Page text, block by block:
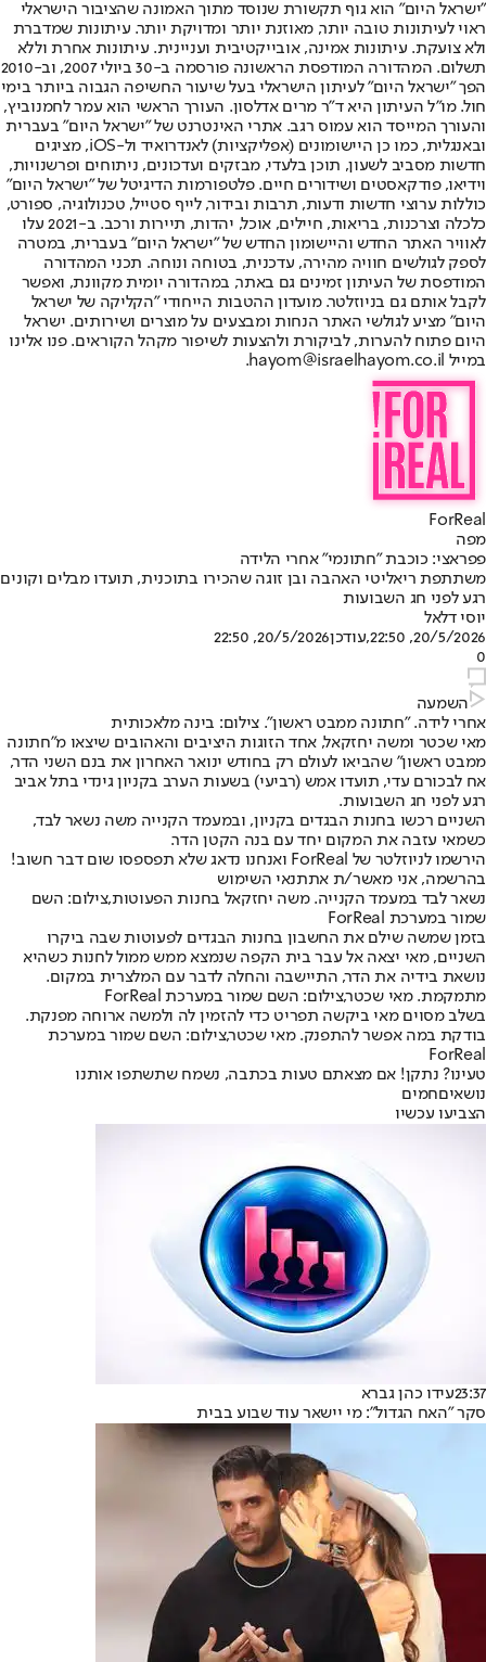
"ישראל היום" הוא גוף תקשורת שנוסד מתוך האמונה שהציבור הישראלי
ראוי לעיתונות טובה יותר, מאוזנת יותר ומדויקת יותר. עיתונות שמדברת
ולא צועקת. עיתונות אמינה, אובייקטיבית ועניינית. עיתונות אחרת וללא
תשלום. המהדורה המודפסת הראשונה פורסמה ב-30 ביולי 2007, וב-2010
הפך "ישראל היום" לעיתון הישראלי בעל שיעור החשיפה הגבוה ביותר בימי
חול. מו"ל העיתון היא ד"ר מרים אדלסון. העורך הראשי הוא עמר לחמנוביץ,
והעורך המייסד הוא עמוס רגב. אתרי האינטרנט של "ישראל היום" בעברית
ובאנגלית, כמו כן היישומונים (אפליקציות) לאנדרואיד ול-iOS, מציגים
חדשות מסביב לשעון, תוכן בלעדי, מבזקים ועדכונים, ניתוחים ופרשנויות,
וידיאו, פודקאסטים ושידורים חיים. פלטפורמות הדיגיטל של "ישראל היום"
כוללות ערוצי חדשות ודעות, תרבות ובידור, לייף סטייל, טכנולוגיה, ספורט,
כלכלה וצרכנות, בריאות, חיילים, אוכל, יהדות, תיירות ורכב. ב-2021 עלו
לאוויר האתר החדש והיישומון החדש של "ישראל היום" בעברית, במטרה
לספק לגולשים חוויה מהירה, עדכנית, בטוחה ונוחה. תכני המהדורה
המודפסת של העיתון זמינים גם באתר, במהדורה יומית מקוונת, ואפשר
לקבל אותם גם בניוזלטר. מועדון ההטבות הייחודי "הקליקה של ישראל
היום" מציע לגולשי האתר הנחות ומבצעים על מוצרים ושירותים. ישראל
היום פתוח להערות, לביקורת ולהצעות לשיפור מקהל הקוראים. פנו אלינו
במייל hayom@israelhayom.co.il.
ForReal
מפה
פפראצי: כוכבת "חתונמי" אחרי הלידה
משתתפת ריאליטי האהבה ובן זוגה שהכירו בתוכנית, תועדו מבלים וקונים
רגע לפני חג השבועות
יוסי דלאל
20/5/2026, 22:50
,עודכן20/5/2026, 22:50
0
השמעה
אחרי לידה. "חתונה ממבט ראשון". צילום: בינה מלאכותית
מאי שכטר ומשה יחזקאל, אחד הזוגות היציבים והאהובים שיצאו מ"חתונה
ממבט ראשון" שהביאו לעולם רק בחודש ינואר האחרון את בנם השני הדר,
אח לבכורם עדי, תועדו אמש (רביעי) בשעות הערב בקניון גינדי בתל אביב
רגע לפני חג השבועות.
השניים רכשו בחנות הבגדים בקניון, ובמעמד הקנייה משה נשאר לבד,
כשמאי עזבה את המקום יחד עם בנה הקטן הדר.
הירשמו לניוזלטר של ForReal ואנחנו נדאג שלא תפספסו שום דבר חשוב!
בהרשמה, אני מאשר/ת אתתנאי השימוש
נשאר לבד במעמד הקנייה. משה יחזקאל בחנות הפעוטות,צילום: השם
שמור במערכת ForReal
בזמן שמשה שילם את החשבון בחנות הבגדים לפעוטות שבה ביקרו
השניים, מאי יצאה אל עבר בית הקפה שנמצא ממש ממול לחנות כשהיא
נושאת בידיה את הדר, התיישבה והחלה לדבר עם המלצרית במקום.
מתמקמת. מאי שכטר,צילום: השם שמור במערכת ForReal
בשלב מסוים מאי ביקשה תפריט כדי להזמין לה ולמשה ארוחה מפנקת.
בודקת במה אפשר להתפנק. מאי שכטר,צילום: השם שמור במערכת
ForReal
טעינו? נתקן! אם מצאתם טעות בכתבה, נשמח שתשתפו אותנו
נושאיםחמים
הצביעו עכשיו
23:37עידו כהן גברא
סקר "האח הגדול": מי יישאר עוד שבוע בבית